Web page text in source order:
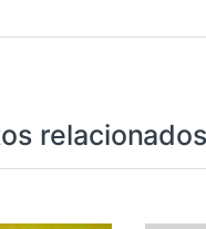
relacionados